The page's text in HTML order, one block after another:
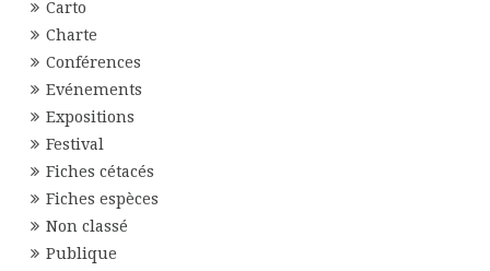
Carto
Charte
Conférences
Evénements
Expositions
Festival
Fiches cétacés
Fiches espèces
Non classé
Publique